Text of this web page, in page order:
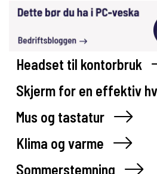
Headset til kontorbruk
Skjerm for en effektiv
Mus og tastatur
Klima og varme
Sommerstemning